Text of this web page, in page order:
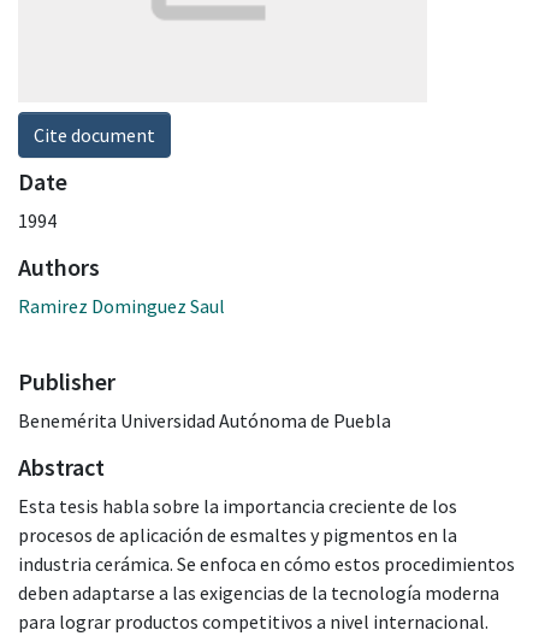
Cite document
Date
1994
Authors
Ramirez Dominguez Saul
Publisher
Benemérita Universidad Autónoma de Puebla
Abstract
Esta tesis habla sobre la importancia creciente de los
procesos de aplicación de esmaltes y pigmentos en la
industria cerámica. Se enfoca en cómo estos procedimientos
deben adaptarse a las exigencias de la tecnología moderna
para lograr productos competitivos a nivel internacional.